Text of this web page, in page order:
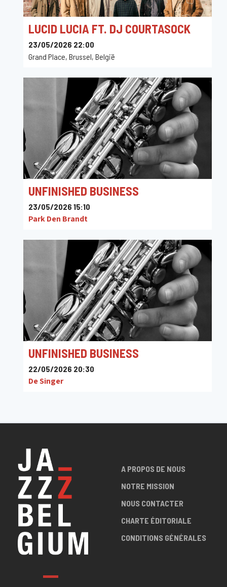
LUCID LUCIA FT. DJ COURTASOCK
23/05/2026 22:00
Grand Place, Brussel, België
UNFINISHED BUSINESS
23/05/2026 15:10
Park Den Brandt
UNFINISHED BUSINESS
22/05/2026 20:30
De Singer
A PROPOS DE NOUS
NOTRE MISSION
NOUS CONTACTER
CHARTE ÉDITORIALE
CONDITIONS GÉNÉRALES